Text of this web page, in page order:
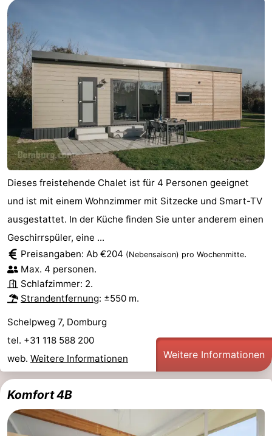
Dieses freistehende Chalet ist für 4 Personen geeignet
und ist mit einem Wohnzimmer mit Sitzecke und Smart-TV
ausgestattet. In der Küche finden Sie unter anderem einen
Geschirrspüler, eine ...
Preisangaben: Ab €204 (Nebensaison) pro Wochenmitte.
Max. 4 personen.
Schlafzimmer: 2.
Strandentfernung: ±550 m.
Schelpweg 7, Domburg
tel. +31 118 588 200
web. Weitere Informationen Weitere Informationen
Komfort 4B